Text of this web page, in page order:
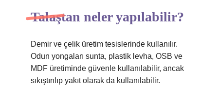
Talaştan neler yapılabilir?
Demir ve çelik üretim tesislerinde kullanılır.
Odun yongaları sunta, plastik levha, OSB ve
MDF üretiminde güvenle kullanılabilir, ancak
sıkıştırılıp yakıt olarak da kullanılabilir.